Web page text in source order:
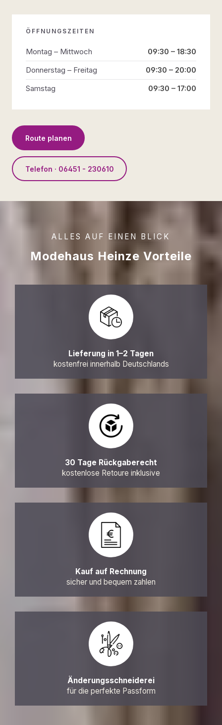
ÖFFNUNGSZEITEN
Montag – Mittwoch
09:30 – 18:30
Donnerstag – Freitag
09:30 – 20:00
Samstag
09:30 – 17:00
Route planen
Telefon · 06451 - 230610
ALLES AUF EINEN BLICK
Modehaus Heinze Vorteile
Lieferung in 1–2 Tagen
kostenfrei innerhalb Deutschlands
30 Tage Rückgaberecht
kostenlose Retoure inklusive
Kauf auf Rechnung
sicher und bequem zahlen
Änderungsschneiderei
für die perfekte Passform